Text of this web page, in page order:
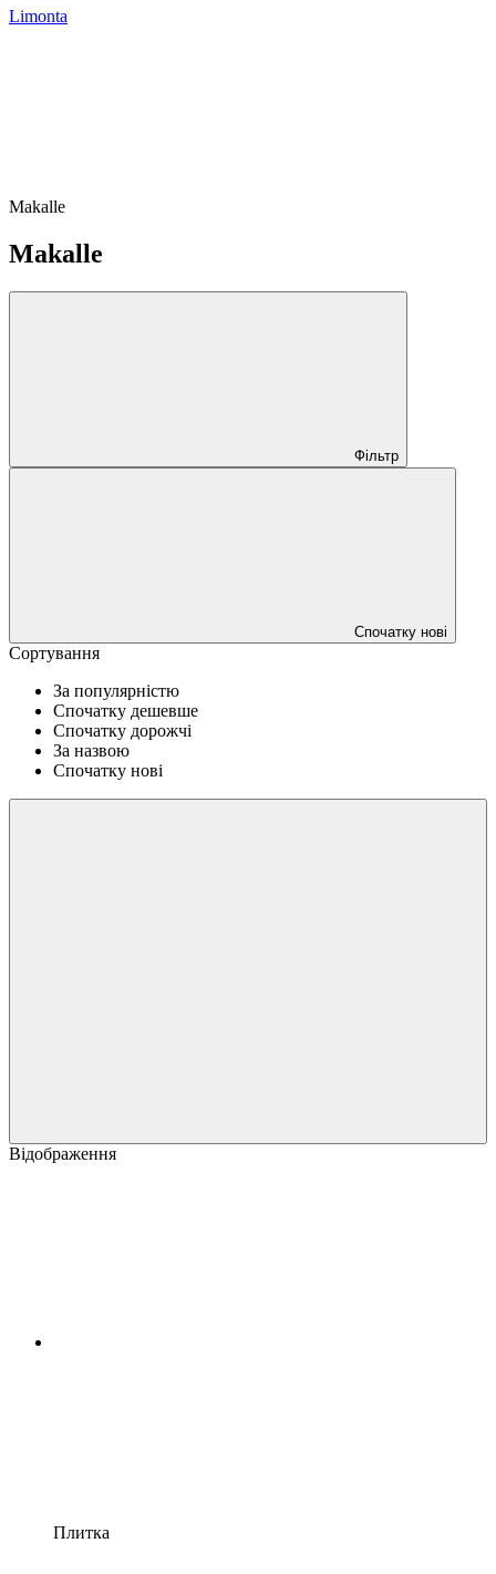
Limonta
Makalle
Makalle
Фільтр
Спочатку нові
Сортування
За популярністю
Спочатку дешевше
Спочатку дорожчі
За назвою
Спочатку нові
Відображення
Плитка